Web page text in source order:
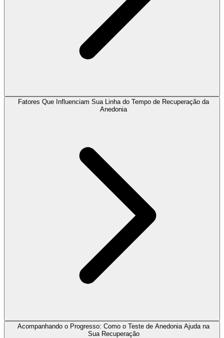
Fatores Que Influenciam Sua Linha do Tempo de Recuperação da
Anedonia
Acompanhando o Progresso: Como o Teste de Anedonia Ajuda na
Sua Recuperação